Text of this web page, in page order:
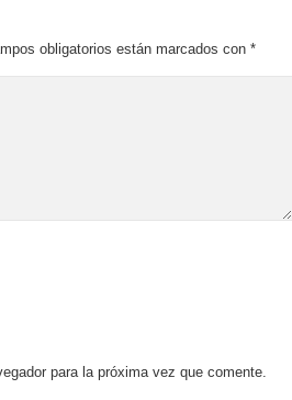
obligatorios están marcados con *
para la próxima vez que comente.